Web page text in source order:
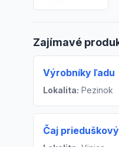
Zajímavé
Výrobníky ľadu
Lokalita: Pezinok
Čaj